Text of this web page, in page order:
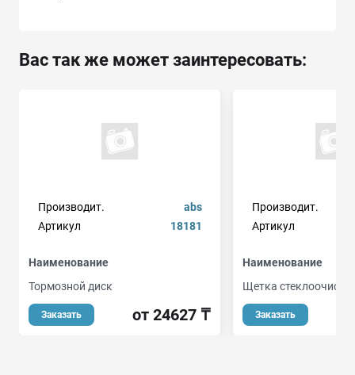
Вас так же может заинтересовать:
Производит.
abs
Артикул
18181
Наименование
Тормозной диск
Заказать от 24627 ₸
Производит.
Артикул
Наименование
Щетка
Заказать